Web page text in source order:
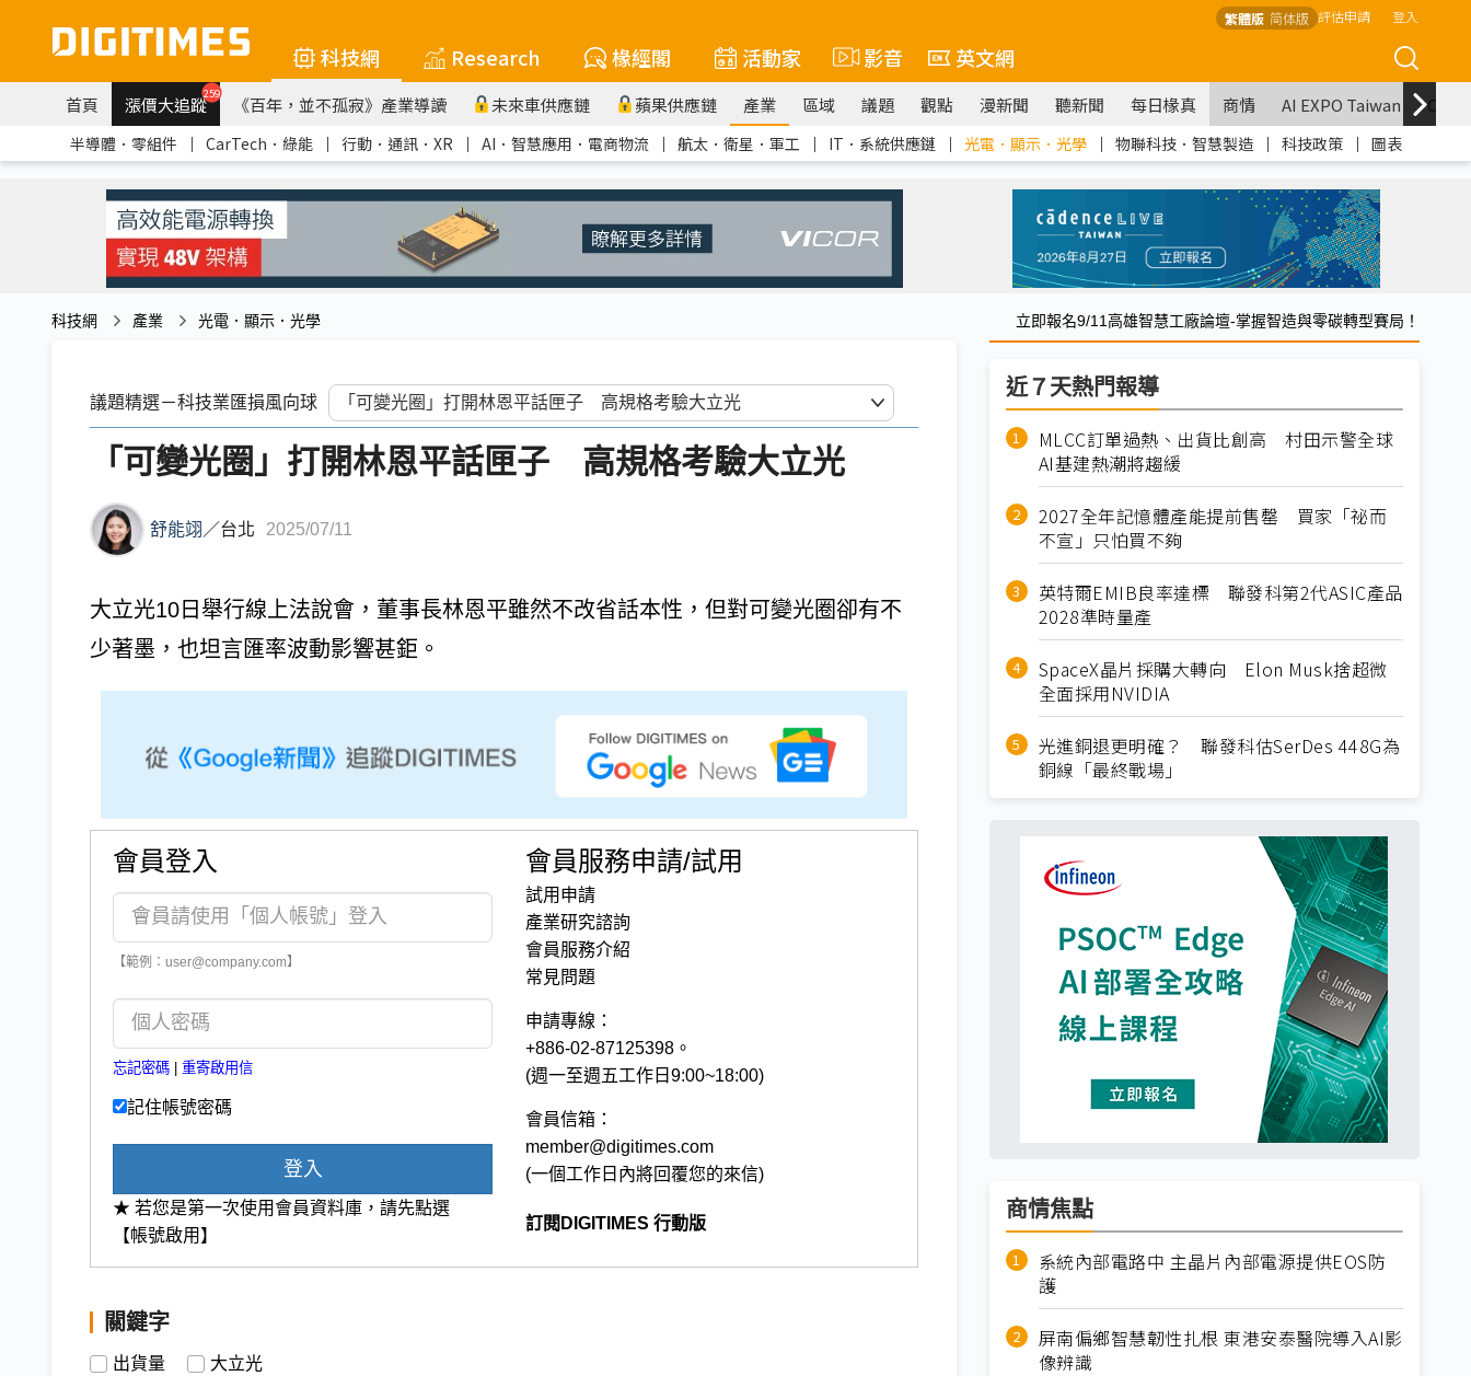
繁體版 简体版 評估申請 登入
科技網 Research 椽經閣 活動家 影音 英文網
首頁 漲價大追蹤259 《百年，並不孤寂》產業導讀 未來車供應鏈 蘋果供應鏈 產業 區域 議題 觀點 漫新聞 聽新聞 每日椽真 商情 AI EXPO Taiwan
半導體．零組件 ｜ CarTech．綠能 ｜ 行動．通訊．XR ｜ AI．智慧應用．電商物流 ｜ 航太．衛星．軍工 ｜ IT．系統供應鏈 ｜ 光電．顯示．光學 ｜ 物聯科技．智慧製造 ｜ 科技政策 ｜ 圖表
科技網 產業 光電．顯示．光學 立即報名9/11高雄智慧工廠論壇-掌握智造與零碳轉型賽局！
議題精選－科技業匯損風向球
「可變光圈」打開林恩平話匣子 高規格考驗大立光
舒能翊 ／台北 2025/07/11
大立光10日舉行線上法說會，董事長林恩平雖然不改省話本性，但對可變光圈卻有不
少著墨，也坦言匯率波動影響甚鉅。
會員登入
【範例：user@company.com】
忘記密碼 重寄啟用信
記住帳號密碼
登入
★ 若您是第一次使用會員資料庫，請先點選
【帳號啟用】
會員服務申請/試用
試用申請
產業研究諮詢
會員服務介紹
常見問題
申請專線：
+886-02-87125398。
(週一至週五工作日9:00~18:00)
會員信箱：
member@digitimes.com
(一個工作日內將回覆您的來信)
訂閱DIGITIMES 行動版
關鍵字
出貨量 大立光
近７天熱門報導
MLCC訂單過熱、出貨比創高 村田示警全球
AI基建熱潮將趨緩
2027全年記憶體產能提前售罄 買家「祕而
不宣」只怕買不夠
英特爾EMIB良率達標 聯發科第2代ASIC產品
2028準時量產
SpaceX晶片採購大轉向 Elon Musk捨超微
全面採用NVIDIA
光進銅退更明確？ 聯發科估SerDes 448G為
銅線「最終戰場」
商情焦點
系統內部電路中 主晶片內部電源提供EOS防
護
屏南偏鄉智慧韌性扎根 東港安泰醫院導入AI影
像辨識